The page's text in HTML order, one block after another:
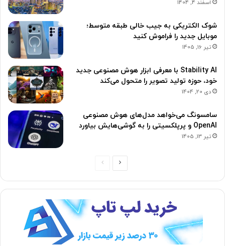
اسفند 4, 1404
شوک الکتریکی به جیب خالی طبقه متوسط؛
موبایل جدید را فراموش کنید
تیر 16, 1405
Stability AI با معرفی ابزار هوش مصنوعی جدید
خود، حوزه تولید تصویر را متحول می‌کند
دی 20, 1404
سامسونگ می‌خواهد مدل‌های هوش مصنوعی
OpenAI و پرپلکسیتی را به گوشی‌هایش بیاورد
تیر 13, 1405
ح
ق
ب
ح
ه